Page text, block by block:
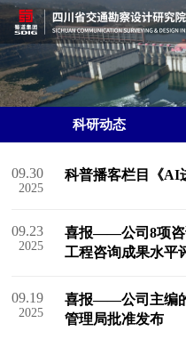
科研动态
09.30
2025
科普播客栏目《AI
09.23
2025
喜报——公司8项咨
工程咨询成果水平
09.19
2025
喜报——公司主编
管理局批准发布